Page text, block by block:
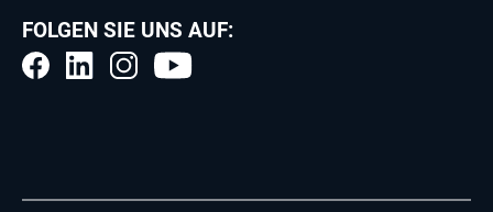
FOLGEN SIE UNS AUF: